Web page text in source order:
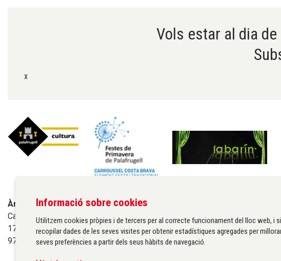
Vols estar al dia
x
Àrea de cultura de l'Ajuntament de Palafrugell
Carrer Santa Margarida, 1
17200 Palafrugell
972 611 172 ·cultura@palafrugell.cat
Informació sobre cookies
Utilitzem cookies pròpies i de tercers per al correcte funcionament del lloc web, i
recopilar dades de les seves visites per obtenir estadístiques agregades per
seves preferències a partir dels seus hàbits de navegació.